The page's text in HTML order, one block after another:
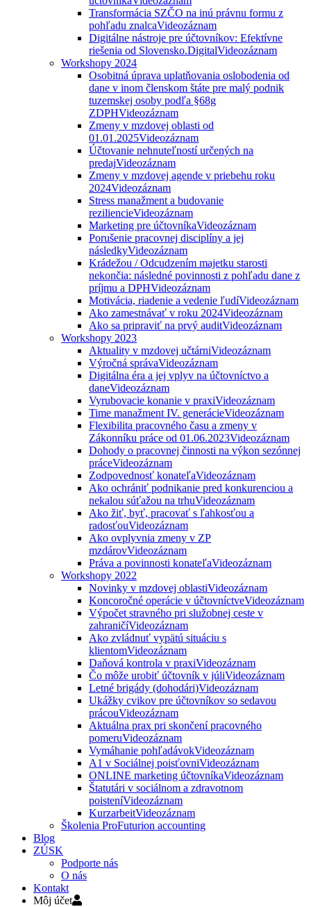
Transformácia SZČO na inú právnu formu z
pohľadu znalcaVideozáznam
Digitálne nástroje pre účtovníkov: Efektívne
riešenia od Slovensko.DigitalVideozáznam
Workshopy 2024
Osobitná úprava uplatňovania oslobodenia od
dane v inom členskom štáte pre malý podnik
tuzemskej osoby podľa §68g
ZDPHVideozáznam
Zmeny v mzdovej oblasti od
01.01.2025Videozáznam
Účtovanie nehnuteľností určených na
predajVideozáznam
Zmeny v mzdovej agende v priebehu roku
2024Videozáznam
Stress manažment a budovanie
reziliencieVideozáznam
Marketing pre účtovníkaVideozáznam
Porušenie pracovnej disciplíny a jej
následkyVideozáznam
Krádežou / Odcudzením majetku starosti
nekončia: následné povinnosti z pohľadu dane z
príjmu a DPHVideozáznam
Motivácia, riadenie a vedenie ľudíVideozáznam
Ako zamestnávať v roku 2024Videozáznam
Ako sa pripraviť na prvý auditVideozáznam
Workshopy 2023
Aktuality v mzdovej učtárniVideozáznam
Výročná správaVideozáznam
Digitálna éra a jej vplyv na účtovníctvo a
daneVideozáznam
Vyrubovacie konanie v praxiVideozáznam
Time manažment IV. generácieVideozáznam
Flexibilita pracovného času a zmeny v
Zákonníku práce od 01.06.2023Videozáznam
Dohody o pracovnej činnosti na výkon sezónnej
práceVideozáznam
Zodpovednosť konateľaVideozáznam
Ako ochrániť podnikanie pred konkurenciou a
nekalou súťažou na trhuVideozáznam
Ako žiť, byť, pracovať s ľahkosťou a
radosťouVideozáznam
Ako ovplyvnia zmeny v ZP
mzdárovVideozáznam
Práva a povinnosti konateľaVideozáznam
Workshopy 2022
Novinky v mzdovej oblastiVideozáznam
Koncoročné operácie v účtovníctveVideozáznam
Výpočet stravného pri služobnej ceste v
zahraničíVideozáznam
Ako zvládnuť vypätú situáciu s
klientomVideozáznam
Daňová kontrola v praxiVideozáznam
Čo môže urobiť účtovník v júliVideozáznam
Letné brigády (dohodári)Videozáznam
Ukážky cvikov pre účtovníkov so sedavou
prácouVideozáznam
Aktuálna prax pri skončení pracovného
pomeruVideozáznam
Vymáhanie pohľadávokVideozáznam
A1 v Sociálnej poisťovniVideozáznam
ONLINE marketing účtovníkaVideozáznam
Štatutári v sociálnom a zdravotnom
poisteníVideozáznam
KurzarbeitVideozáznam
Školenia ProFuturion accounting
Blog
ZÚSK
Podporte nás
O nás
Kontakt
Môj účet